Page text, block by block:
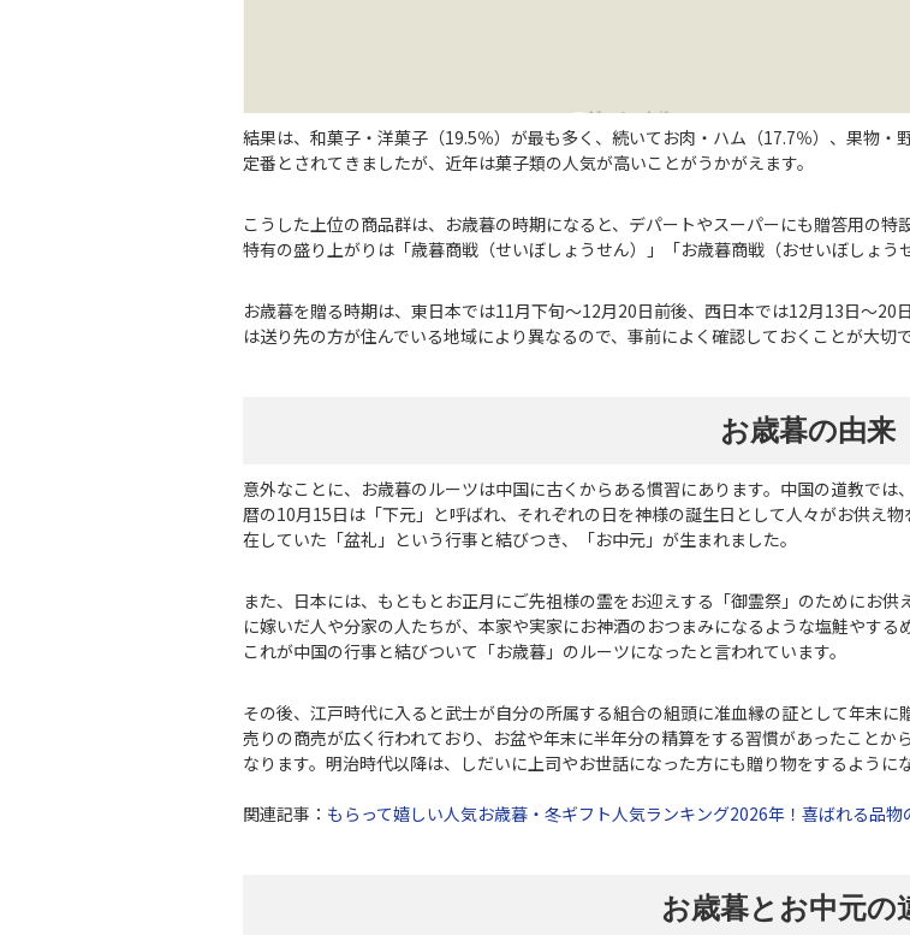
結果は、和菓子・洋菓子（19.5％）が最も多く、続いてお肉・ハム（17.7％）、果物
定番とされてきましたが、近年は菓子類の人気が高いことがうかがえます。
こうした上位の商品群は、お歳暮の時期になると、デパートやスーパーにも贈答用の
特有の盛り上がりは「歳暮商戦（せいぼしょうせん）」「お歳暮商戦（おせいぼしょう
お歳暮を贈る時期は、東日本では11月下旬～12月20日前後、西日本では12月13日～
は送り先の方が住んでいる地域により異なるので、事前によく確認しておくことが大切で
お歳暮の由来
意外なことに、お歳暮のルーツは中国に古くからある慣習にあります。中国の道教で
暦の10月15日は「下元」と呼ばれ、それぞれの日を神様の誕生日として人々がお供え
在していた「盆礼」という行事と結びつき、「お中元」が生まれました。
また、日本には、もともとお正月にご先祖様の霊をお迎えする「御霊祭」のためにお
に嫁いだ人や分家の人たちが、本家や実家にお神酒のおつまみになるような塩鮭やする
これが中国の行事と結びついて「お歳暮」のルーツになったと言われています。
その後、江戸時代に入ると武士が自分の所属する組合の組頭に准血縁の証として年末
売りの商売が広く行われており、お盆や年末に半年分の精算をする習慣があったこと
なります。明治時代以降は、しだいに上司やお世話になった方にも贈り物をするように
関連記事： もらって嬉しい人気お歳暮・冬ギフト人気ランキング2026年！喜ばれる品物
お歳暮とお中元の